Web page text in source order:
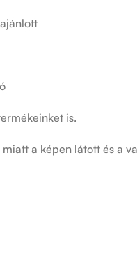
is.
a képen látott és a